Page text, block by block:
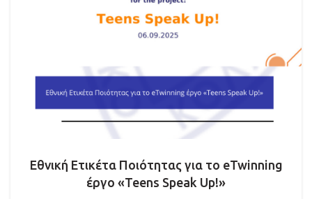
Εθνική Ετικέτα Ποιότητας για το eTwinning
έργο «Teens Speak Up!»